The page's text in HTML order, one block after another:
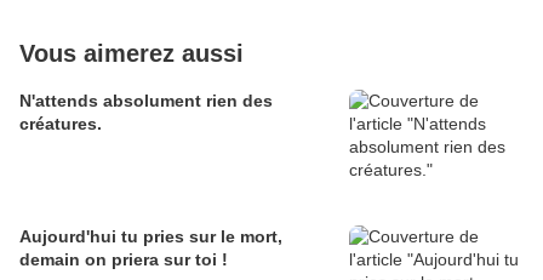
Vous aimerez aussi
N'attends absolument rien des
créatures.
Aujourd'hui tu pries sur le mort,
demain on priera sur toi !